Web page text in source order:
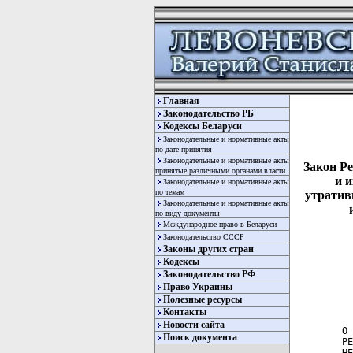
Главная
Законодательство РБ
Кодексы Беларуси
Законодательные и нормативные акты
по дате принятия
Законодательные и нормативные акты
принятые различными органами власти
Законодательные и нормативные акты
по темам
Законодательные и нормативные акты
по виду документы
Международное право в Беларуси
Законодательство СССР
Законы других стран
Кодексы
Законодательство РФ
Право Украины
Полезные ресурсы
Контакты
Новости сайта
Поиск документа
Закон
и
ЗАКОН РЕСПУБЛИКИ БЕЛАРУСЬ
                       15 июля 2008 г. № 408-З

О ВНЕСЕНИИ ДОПОЛНЕНИЙ И ИЗМЕНЕНИЙ В НЕКОТОРЫЕ ЗАКОНЫ
РЕСПУБЛИКИ БЕЛАРУСЬ И ПРИЗНАНИИ УТРАТИВШИМИ СИЛУ
НЕКОТОРЫХ ЗАКОНОДАТЕЛЬНЫХ АКТОВ РЕСПУБЛИКИ БЕЛАРУСЬ И
ИХ ОТДЕЛЬНЫХ ПОЛОЖЕНИЙ ПО ВОПРОСАМ ЖИЛИЩНЫХ ОТНОШЕНИЙ


Принят Палатой представителей 17 июня 2008 года